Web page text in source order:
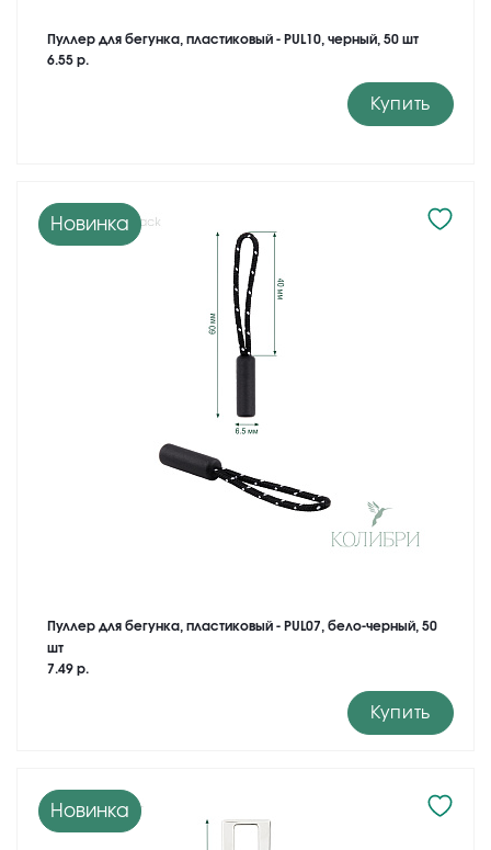
Пуллер для бегунка, пластиковый - PUL10, черный, 50 шт
6.55 р.
Купить
Новинка
Пуллер для бегунка, пластиковый - PUL07, бело-черный, 50
шт
7.49 р.
Купить
Новинка